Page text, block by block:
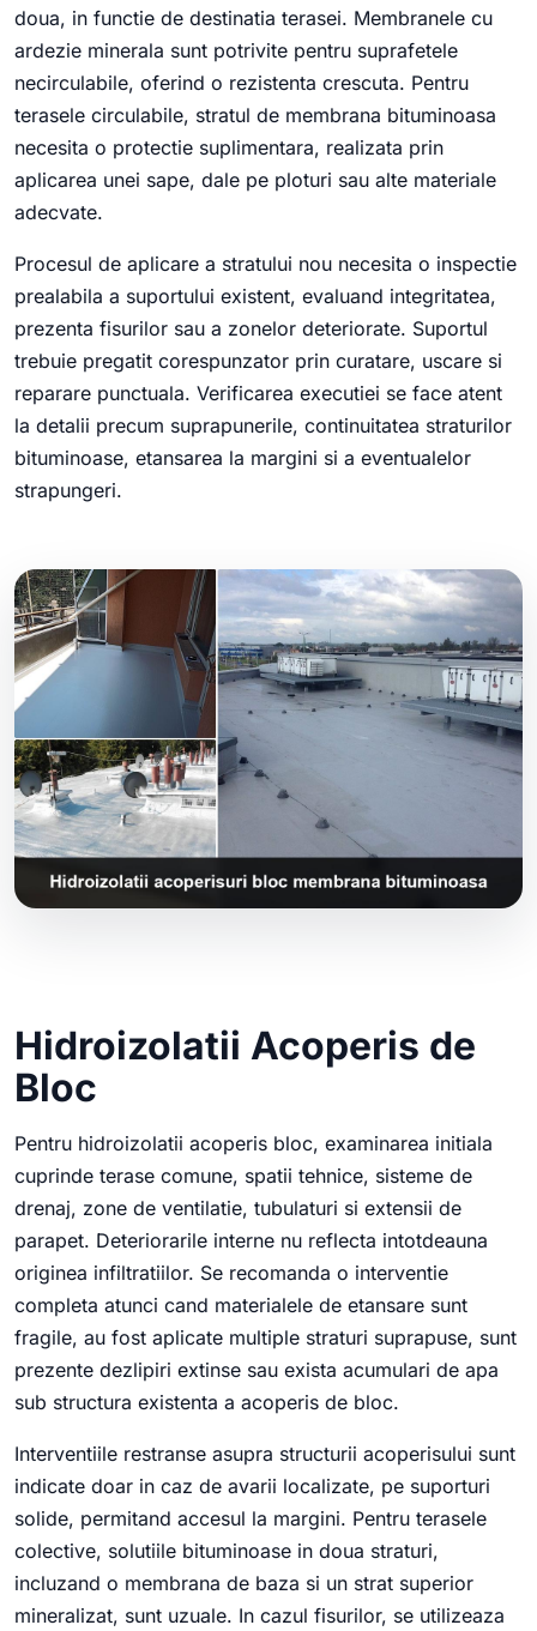
doua, in functie de destinatia terasei. Membranele cu
ardezie minerala sunt potrivite pentru suprafetele
necirculabile, oferind o rezistenta crescuta. Pentru
terasele circulabile, stratul de membrana bituminoasa
necesita o protectie suplimentara, realizata prin
aplicarea unei sape, dale pe ploturi sau alte materiale
adecvate.
Procesul de aplicare a stratului nou necesita o inspectie
prealabila a suportului existent, evaluand integritatea,
prezenta fisurilor sau a zonelor deteriorate. Suportul
trebuie pregatit corespunzator prin curatare, uscare si
reparare punctuala. Verificarea executiei se face atent
la detalii precum suprapunerile, continuitatea straturilor
bituminoase, etansarea la margini si a eventualelor
strapungeri.
Hidroizolatii Acoperis de
Bloc
Pentru hidroizolatii acoperis bloc, examinarea initiala
cuprinde terase comune, spatii tehnice, sisteme de
drenaj, zone de ventilatie, tubulaturi si extensii de
parapet. Deteriorarile interne nu reflecta intotdeauna
originea infiltratiilor. Se recomanda o interventie
completa atunci cand materialele de etansare sunt
fragile, au fost aplicate multiple straturi suprapuse, sunt
prezente dezlipiri extinse sau exista acumulari de apa
sub structura existenta a acoperis de bloc.
Interventiile restranse asupra structurii acoperisului sunt
indicate doar in caz de avarii localizate, pe suporturi
solide, permitand accesul la margini. Pentru terasele
colective, solutiile bituminoase in doua straturi,
incluzand o membrana de baza si un strat superior
mineralizat, sunt uzuale. In cazul fisurilor, se utilizeaza